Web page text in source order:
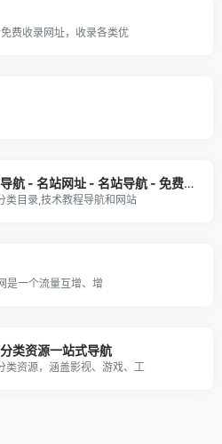
费收录网址，收录各类优
伍陆柒导航网 - 技术导航 - 名站网址 - 名站导航 - 免费外链 - 免费收录网站
类目录,技术教程导航和网站
是一个流量互增、增
类资源一站式导航
类资源，涵盖影视、游戏、工